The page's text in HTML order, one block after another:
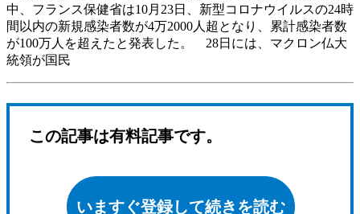
中、フランス保健省は10月23日、新型コロナウイルスの24時
間以内の新規感染者数が4万2000人超となり、累計感染者数
が100万人を超えたと発表した。 28日には、マクロン仏大
統領が国民
この記事は有料記事です。
いますぐ登録して続きを読む